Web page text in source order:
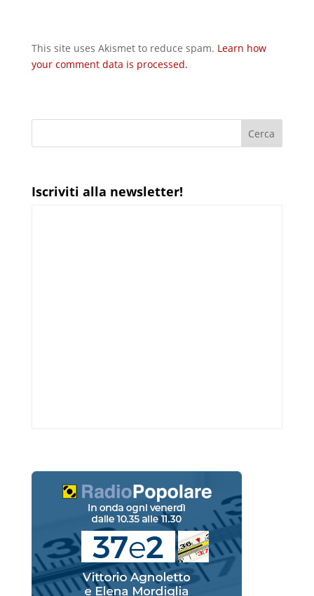
This site uses Akismet to reduce spam. Learn how
your comment data is processed.
Iscriviti alla newsletter!